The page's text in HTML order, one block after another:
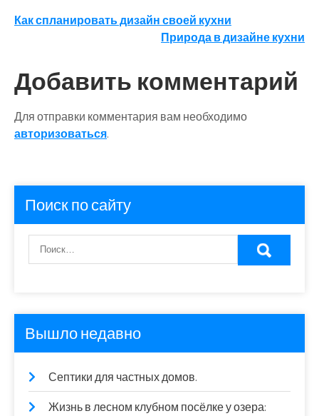
Навигация
записям
Как спланировать дизайн своей кухни
Природа в дизайне кухни
Добавить комментарий
Для отправки комментария вам необходимо
авторизоваться.
Поиск по сайту
Вышло недавно
Септики для частных домов.
Жизнь в лесном клубном посёлке у озера: